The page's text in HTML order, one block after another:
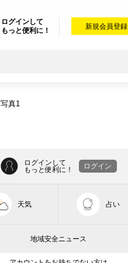
ログインして
もっと便利に！
新規会員登録
写真1
ログインして
もっと便利に！
ログイン
天気 占い
地域安全ニュース